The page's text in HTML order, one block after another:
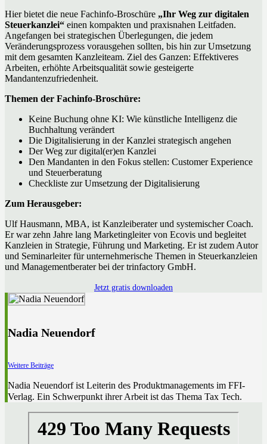
Hier bietet die neue Fachinfo-Broschüre „Ihr Weg zur digitalen
Steuerkanzlei“ einen kompakten und praxisnahen Leitfaden.
Angefangen bei strategischen Überlegungen, die jedem
Veränderungsprozess vorausgehen sollten, bis hin zur Umsetzung
mit dem gesamten Kanzleiteam. Ziel des Ganzen: Effektiveres
Arbeiten, erhöhte Arbeitsqualität sowie gesteigerte
Mandantenzufriedenheit.
Themen der Fachinfo-Broschüre:
Keine Buchung ohne KI: Wie künstliche Intelligenz die
Buchhaltung verändert
Die Digitalisierung in der Kanzlei strategisch angehen
Der Weg zur digital(er)en Kanzlei
Den Mandanten in den Fokus stellen: Customer Experience
und Steuerberatung
Checkliste zur Umsetzung der Digitalisierung
Zum Herausgeber:
Ulf Hausmann, MBA, ist Kanzleiberater und systemischer Coach.
Er war zehn Jahre lang Marketingleiter von Ecovis und begleitet
Kanzleien in Strategie, Führung und Marketing. Er ist zudem Autor
und Seminarleiter für unternehmerische Themen in Steuerkanzleien
und Managementberater bei der trinfactory GmbH.
Jetzt gratis downloaden
Nadia Neuendorf
Weitere Beiträge
Nadia Neuendorf ist Leiterin des Produktmanagements im FFI-
Verlag. Ein Schwerpunkt ihrer Arbeit ist das Thema Tax Tech.